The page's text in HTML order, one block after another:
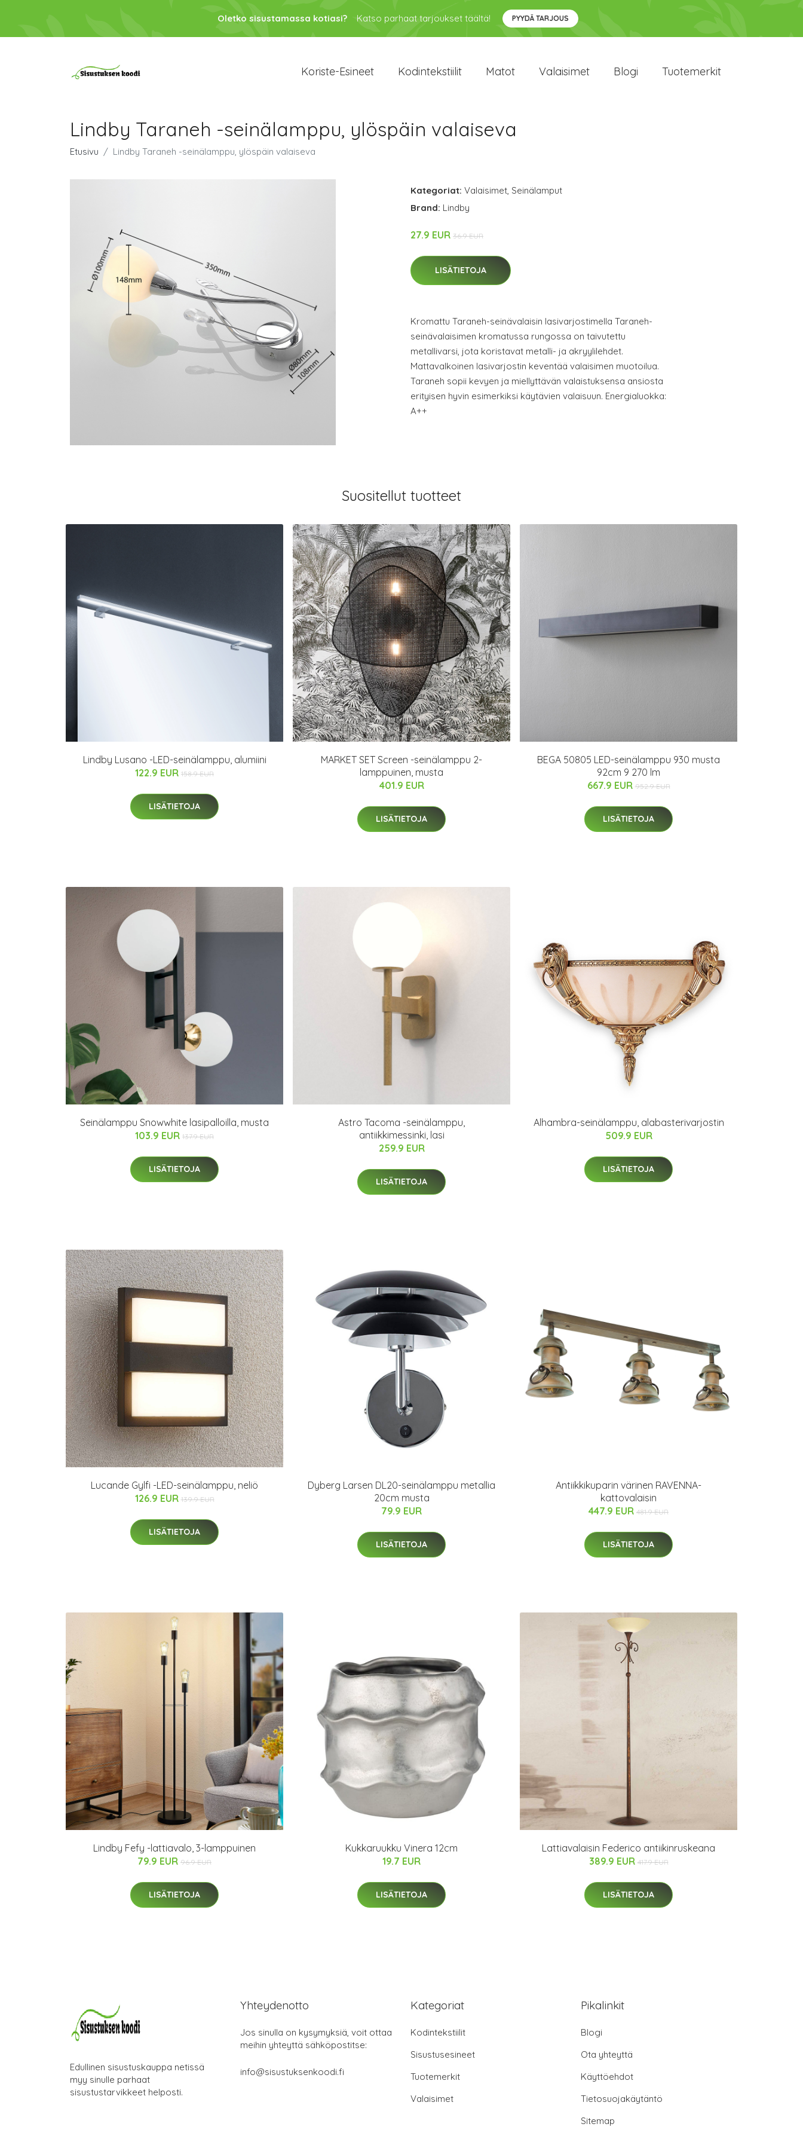
Oletko sisustamassa kotiasi? Katso parhaat tarjoukset täältä! PYYDÄ TARJOUS
Koriste-Esineet Kodintekstiilit Matot Valaisimet Blogi Tuotemerkit
Lindby Taraneh -seinälamppu, ylöspäin valaiseva
Etusivu Lindby Taraneh -seinälamppu, ylöspäin valaiseva
Kategoriat: Valaisimet, Seinälamput
Brand: Lindby
27.9 EUR 36.9 EUR
LISÄTIETOJA
Kromattu Taraneh-seinävalaisin lasivarjostimella Taraneh-
seinävalaisimen kromatussa rungossa on taivutettu
metallivarsi, jota koristavat metalli- ja akryylilehdet.
Mattavalkoinen lasivarjostin keventää valaisimen muotoilua.
Taraneh sopii kevyen ja miellyttävän valaistuksensa ansiosta
erityisen hyvin esimerkiksi käytävien valaisuun. Energialuokka:
A++
Suositellut tuotteet
Lindby Lusano -LED-seinälamppu, alumiini
122.9 EUR 158.9 EUR
LISÄTIETOJA
MARKET SET Screen -seinälamppu 2-
lamppuinen, musta
401.9 EUR
LISÄTIETOJA
BEGA 50805 LED-seinälamppu 930 musta
92cm 9 270 lm
667.9 EUR 952.9 EUR
LISÄTIETOJA
Seinälamppu Snowwhite lasipalloilla, musta
103.9 EUR 137.9 EUR
LISÄTIETOJA
Astro Tacoma -seinälamppu,
antiikkimessinki, lasi
259.9 EUR
LISÄTIETOJA
Alhambra-seinälamppu, alabasterivarjostin
509.9 EUR
LISÄTIETOJA
Lucande Gylfi -LED-seinälamppu, neliö
126.9 EUR 139.9 EUR
LISÄTIETOJA
Dyberg Larsen DL20-seinälamppu metallia
20cm musta
79.9 EUR
LISÄTIETOJA
Antiikkikuparin värinen RAVENNA-
kattovalaisin
447.9 EUR 481.9 EUR
LISÄTIETOJA
Lindby Fefy -lattiavalo, 3-lamppuinen
79.9 EUR 96.9 EUR
LISÄTIETOJA
Kukkaruukku Vinera 12cm
19.7 EUR
LISÄTIETOJA
Lattiavalaisin Federico antiikinruskeana
389.9 EUR 417.9 EUR
LISÄTIETOJA
Edullinen sisustuskauppa netissä
myy sinulle parhaat
sisustustarvikkeet helposti.
Yhteydenotto
Jos sinulla on kysymyksiä, voit ottaa
meihin yhteyttä sähköpostitse:
info@sisustuksenkoodi.fi
Kategoriat
Kodintekstiilit
Sisustusesineet
Tuotemerkit
Valaisimet
Pikalinkit
Blogi
Ota yhteyttä
Käyttöehdot
Tietosuojakäytäntö
Sitemap